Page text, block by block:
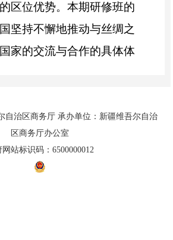
区位优势。本期研修班的
坚持不懈地推动与丝绸之
家的交流与合作的具体体
同时在致辞中表示，研修班
专家、教授进行授课，并
方式，在线上安排专题讲
自治区商务厅 承办单位：新疆维吾尔自治
区商务厅办公室
网站标识码：6500000012